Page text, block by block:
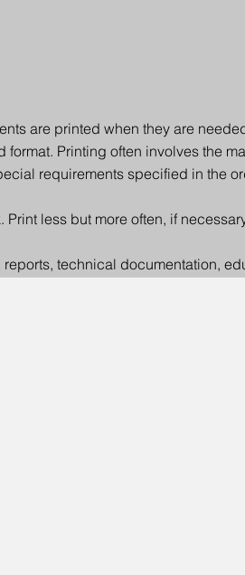
are printed when they are
Printing often involves the
requirements specified in the
less but more often, if
technical documentation,